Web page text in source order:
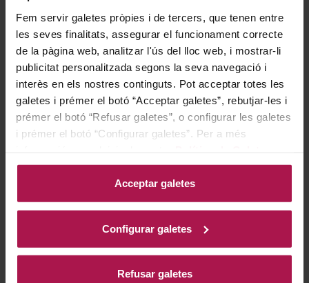
Fem servir galetes pròpies i de tercers, que tenen entre
les seves finalitats, assegurar el funcionament correcte
de la pàgina web, analitzar l'ús del lloc web, i mostrar-li
publicitat personalitzada segons la seva navegació i
interès en els nostres continguts. Pot acceptar totes les
galetes i prémer el botó “Acceptar galetes”, rebutjar-les i
prémer el botó “Refusar galetes”, o configurar les galetes
i prémer el botó “Configurar galetes”. Per a més
Acceptar galetes
Configurar galetes
Refusar galetes
cada plato.
Historia bodega
Paco & Lola es una bodega fundada en el año 2005 por
iniciativa de un grupo de viticultores y productores de
profesionalizar su producción. Esta cooperativa se
actualmente está constituida por más de 400 socios,
siendo la cooperativa más importante por número de
socios de la D.O. Rías Baixas. La bodega cuenta con 200
hectáreas de viñedo propio repartidas en más de 1.800